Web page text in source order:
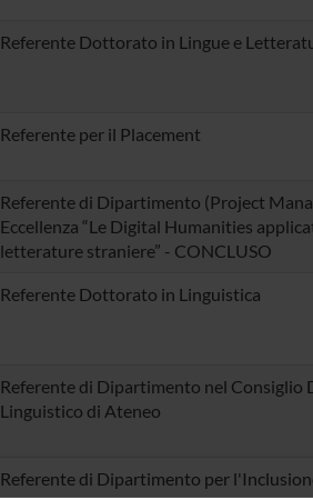
Referente Dottorato in Lingue e
Referente per il Placement
Referente di Dipartimento (Project
Eccellenza “Le Digital Humanities
letterature straniere” - CONCLUSO
Referente Dottorato in Linguistica
Referente di Dipartimento nel Consiglio
Linguistico di Ateneo
Referente di Dipartimento per